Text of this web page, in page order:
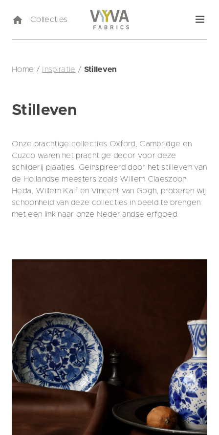
Collecties
Home / Inspiratie / Stilleven
Stilleven
Onze prachtige collecties Oxford, Cambridge en
Cuzco waren het prachtige decor voor deze
schilderij plaatjes. Geinspireerd door het stilleven van
de Hollandse meesters zoals Willem Claeszoon
Heda, Willem Kalf en Vincent van Gogh, proberen wij
schoonheid van deze collecties in beeld te brengen
met een link naar onze Nederlandse erfgoed.